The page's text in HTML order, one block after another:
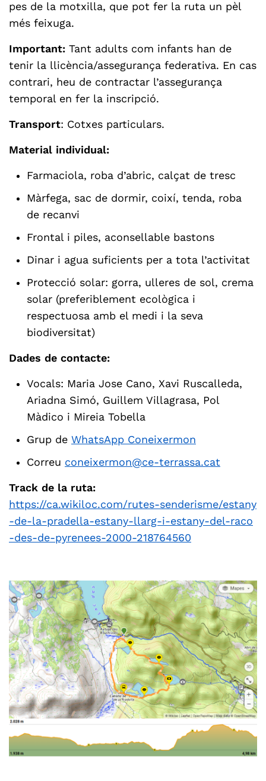
pes de la motxilla, que pot fer la ruta un pèl
més feixuga.
Important: Tant adults com infants han de
tenir la llicència/assegurança federativa. En cas
contrari, heu de contractar l’assegurança
temporal en fer la inscripció.
Transport: Cotxes particulars.
Material individual:
Farmaciola, roba d’abric, calçat de tresc
Màrfega, sac de dormir, coixí, tenda, roba
de recanvi
Frontal i piles, aconsellable bastons
Dinar i agua suficients per a tota l’activitat
Protecció solar: gorra, ulleres de sol, crema
solar (preferiblement ecològica i
respectuosa amb el medi i la seva
biodiversitat)
Dades de contacte:
Vocals: Maria Jose Cano, Xavi Ruscalleda,
Ariadna Simó, Guillem Villagrasa, Pol
Màdico i Mireia Tobella
Grup de WhatsApp Coneixermon
Correu coneixermon@ce-terrassa.cat
Track de la ruta:
https://ca.wikiloc.com/rutes-senderisme/estany
-de-la-pradella-estany-llarg-i-estany-del-raco
-des-de-pyrenees-2000-218764560